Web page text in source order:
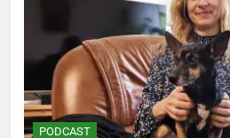
PODCAST